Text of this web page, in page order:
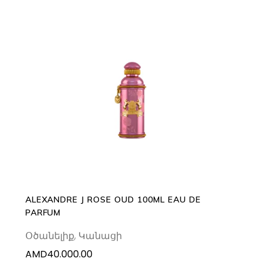
ADD TO CART
ALEXANDRE J ROSE OUD 100ML EAU DE
PARFUM
Օծանելիք, Կանացի
AMD40.000.00